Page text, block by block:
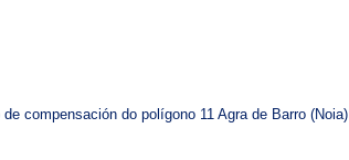
compensación do polígono 11 Agra de Barro (Noia)